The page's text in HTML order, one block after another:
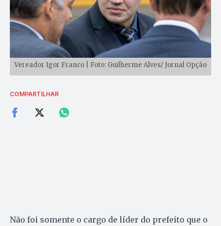
Vereador Igor Franco | Foto: Guilherme Alves/ Jornal Opção
COMPARTILHAR
Não foi somente o cargo de líder do prefeito que o